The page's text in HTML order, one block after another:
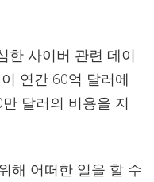
한 사이버 관련 데이
연간 60억 달러에
달러의 비용을 지
해 어떠한 일을 할 수